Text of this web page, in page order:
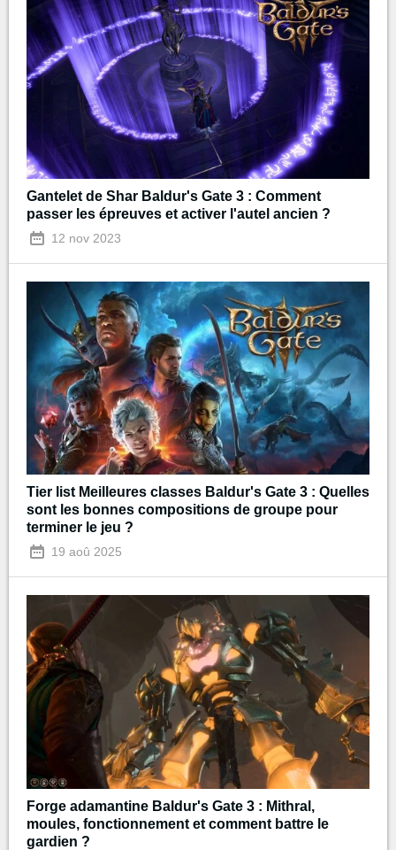
Gantelet de Shar Baldur's Gate 3 : Comment
passer les épreuves et activer l'autel ancien ?
12 nov 2023
Tier list Meilleures classes Baldur's Gate 3 : Quelles
sont les bonnes compositions de groupe pour
terminer le jeu ?
19 aoû 2025
Forge adamantine Baldur's Gate 3 : Mithral,
moules, fonctionnement et comment battre le
gardien ?